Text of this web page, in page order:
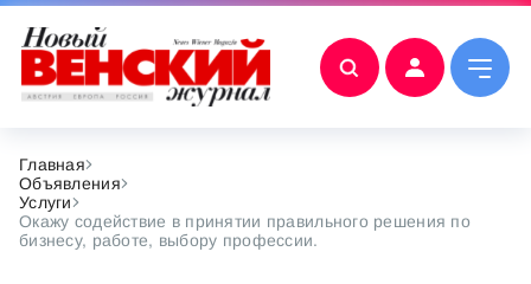
Главная
Объявления
Услуги
Окажу содействие в принятии правильного решения по
бизнесу, работе, выбору профессии.